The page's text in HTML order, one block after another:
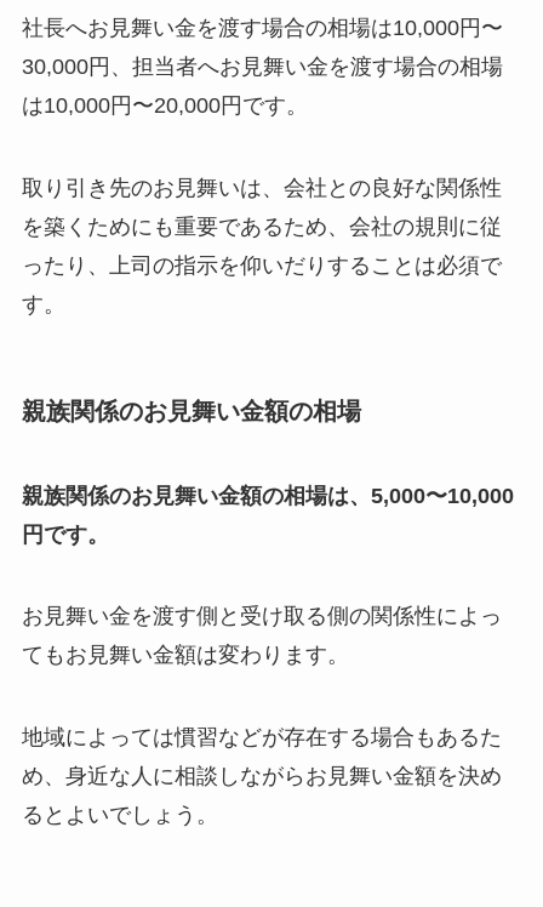
社長へお見舞い金を渡す場合の相場は10,000円〜
30,000円、担当者へお見舞い金を渡す場合の相場
は10,000円〜20,000円です。
取り引き先のお見舞いは、会社との良好な関係性
を築くためにも重要であるため、会社の規則に従
ったり、上司の指示を仰いだりすることは必須で
す。
親族関係のお見舞い金額の相場
親族関係のお見舞い金額の相場は、5,000〜10,000
円です。
お見舞い金を渡す側と受け取る側の関係性によっ
てもお見舞い金額は変わります。
地域によっては慣習などが存在する場合もあるた
め、身近な人に相談しながらお見舞い金額を決め
るとよいでしょう。